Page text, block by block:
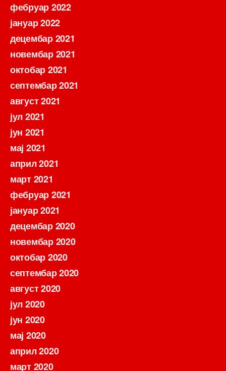
фебруар 2022
јануар 2022
децембар 2021
новембар 2021
октобар 2021
септембар 2021
август 2021
јул 2021
јун 2021
мај 2021
април 2021
март 2021
фебруар 2021
јануар 2021
децембар 2020
новембар 2020
октобар 2020
септембар 2020
август 2020
јул 2020
јун 2020
мај 2020
април 2020
март 2020